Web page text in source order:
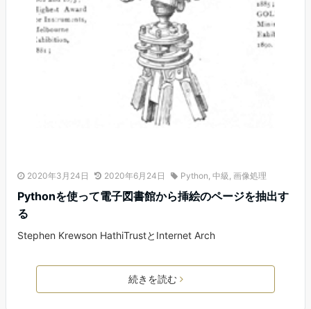
2020年3月24日 2020年6月24日 Python 中級 画像処理
Pythonを使って電子図書館から挿絵のページを抽出す
る
Stephen Krewson HathiTrustとInternet Arch
続きを読む